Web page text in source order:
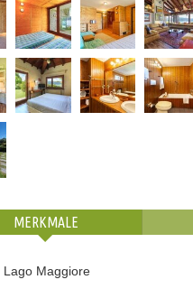
MERKMALE
Lago Maggiore